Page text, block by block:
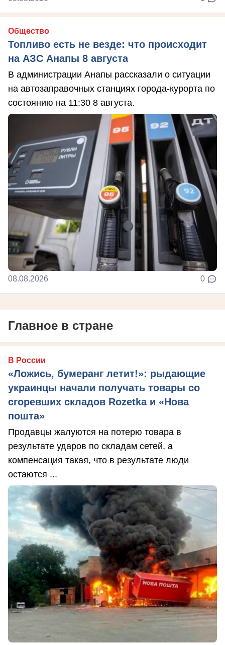
Общество
Топливо есть не везде: что происходит
на АЗС Анапы 8 августа
В администрации Анапы рассказали о ситуации
на автозаправочных станциях города-курорта по
состоянию на 11:30 8 августа.
08.08.2026 0
Главное в стране
В России
«Ложись, бумеранг летит!»: рыдающие
украинцы начали получать товары со
сгоревших складов Rozetka и «Нова
пошта»
Продавцы жалуются на потерю товара в
результате ударов по складам сетей, а
компенсация такая, что в результате люди
остаются ...